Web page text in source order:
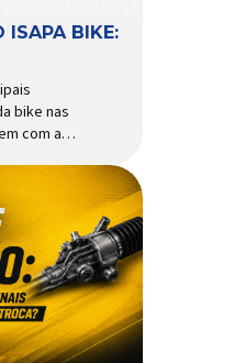
ISAPA BIKE:
bike nas
com a
leia